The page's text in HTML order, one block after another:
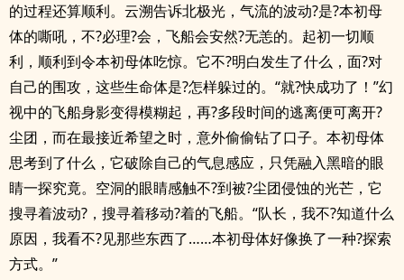
的过程还算顺利。云溯告诉北极光，气流的波动?是?本初母
体的嘶吼，不?必理?会，飞船会安然?无恙的。起初一切顺
利，顺利到令本初母体吃惊。它不?明白发生了什么，面?对
自己的围攻，这些生命体是?怎样躲过的。“就?快成功了！”幻
视中的飞船身影变得模糊起，再?多段时间的逃离便可离开?
尘团，而在最接近希望之时，意外偷偷钻了口子。本初母体
思考到了什么，它破除自己的气息感应，只凭融入黑暗的眼
睛一探究竟。空洞的眼睛感触不?到被?尘团侵蚀的光芒，它
搜寻着波动?，搜寻着移动?着的飞船。“队长，我不?知道什么
原因，我看不?见那些东西了……本初母体好像换了一种?探索
方式。”